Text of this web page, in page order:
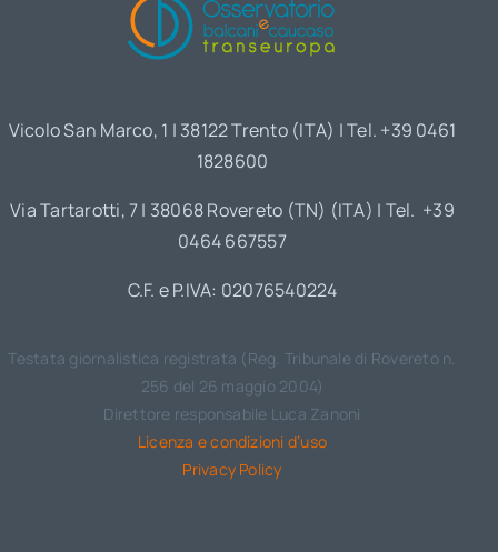
Vicolo San Marco, 1 | 38122 Trento (ITA) | Tel. +39 0461
1828600
Via Tartarotti, 7 | 38068 Rovereto (TN) (ITA) | Tel. +39
0464 667557
C.F. e P.IVA: 02076540224
Testata giornalistica registrata (Reg. Tribunale di Rovereto n.
256 del 26 maggio 2004)
Direttore responsabile Luca Zanoni
Licenza e condizioni d’uso
Privacy Policy